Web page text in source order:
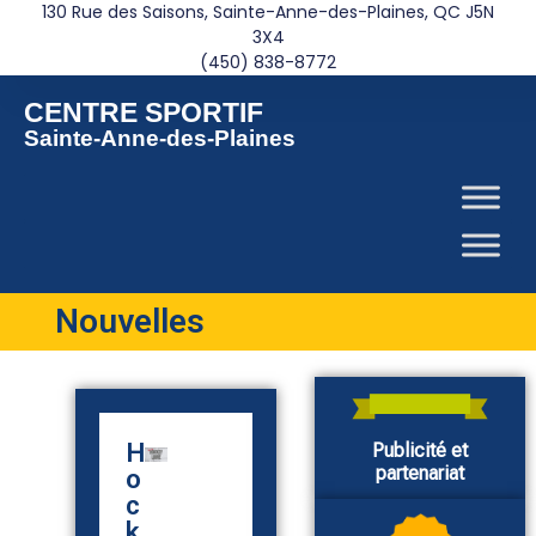
130 Rue des Saisons, Sainte-Anne-des-Plaines, QC J5N
3X4
(450) 838-8772
CENTRE SPORTIF
Sainte-Anne-des-Plaines
Nouvelles
H
o
c
C
a
l
Publicité et
partenariat